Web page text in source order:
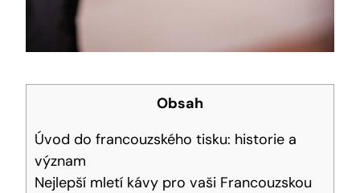
Obsah
Úvod do francouzského tisku: historie a
význam
Nejlepší mletí kávy pro vaši Francouzskou